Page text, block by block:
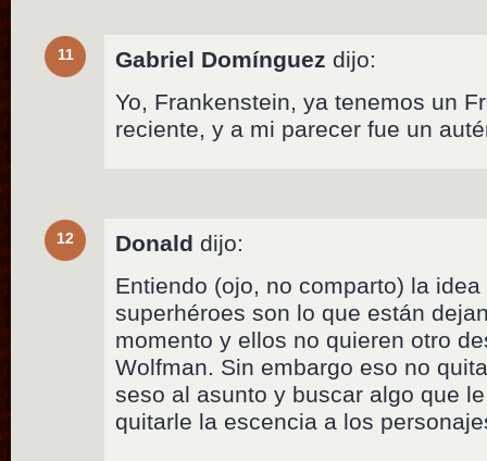
11 Gabriel Domínguez dijo:
Yo, Frankenstein, ya tenemos un
reciente, y a mi parecer fue un
12 Donald dijo:
Entiendo (ojo, no comparto) la
superhéroes son lo que están
momento y ellos no quieren otro
Wolfman. Sin embargo eso no
seso al asunto y buscar algo que
quitarle la escencia a los